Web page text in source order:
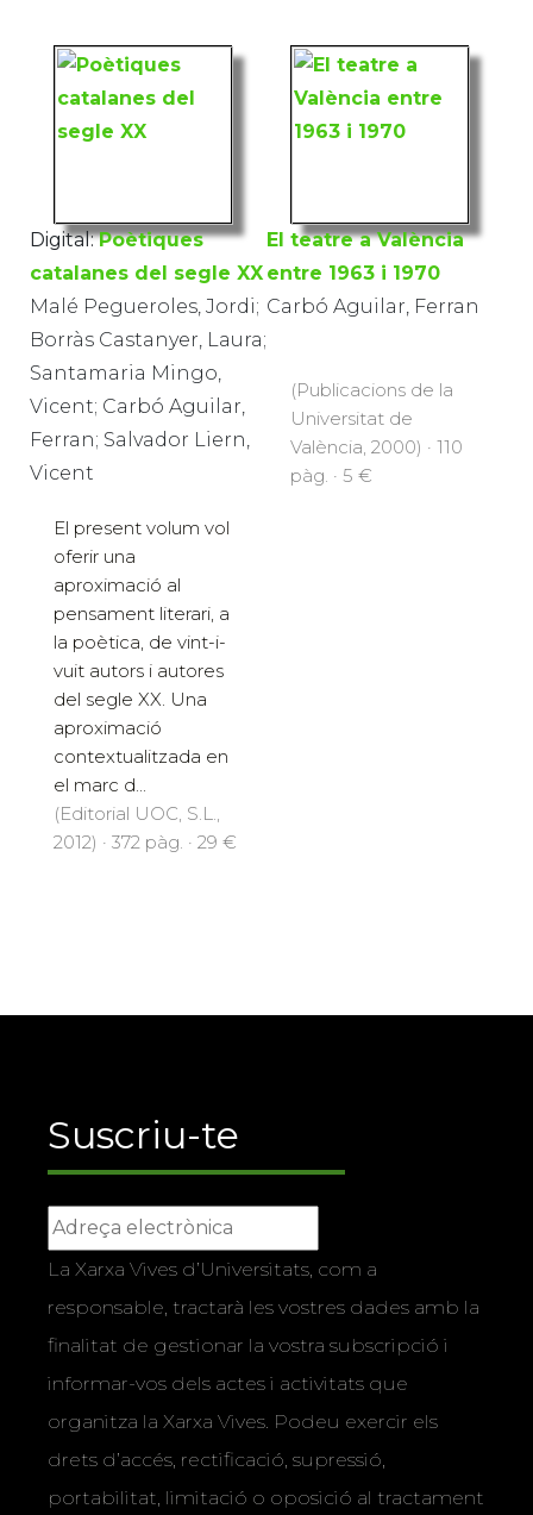
Digital: Poètiques
catalanes del segle XX
Malé Pegueroles, Jordi;
Borràs Castanyer, Laura;
Santamaria Mingo,
Vicent; Carbó Aguilar,
Ferran; Salvador Liern,
Vicent
El present volum vol
oferir una
aproximació al
pensament literari, a
la poètica, de vint-i-
vuit autors i autores
del segle XX. Una
aproximació
contextualitzada en
el marc d...
(Editorial UOC, S.L.,
2012) · 372 pàg. · 29 €
El teatre a València
entre 1963 i 1970
Carbó Aguilar, Ferran
(Publicacions de la
Universitat de
València, 2000) · 110
pàg. · 5 €
Suscriu-te
La Xarxa Vives d’Universitats, com a
responsable, tractarà les vostres dades amb la
finalitat de gestionar la vostra subscripció i
informar-vos dels actes i activitats que
organitza la Xarxa Vives. Podeu exercir els
drets d’accés, rectificació, supressió,
portabilitat, limitació o oposició al tractament